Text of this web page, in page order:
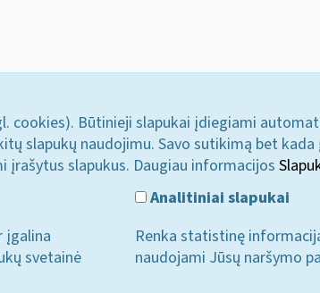
cookies). Būtinieji slapukai įdiegiami
slapukų naudojimu. Savo sutikimą bet
slapukus. Daugiau informacijos
įgalina
svetainė
Analitiniai slapukai
Renka statistinę
naudojami Jūsų naršymo